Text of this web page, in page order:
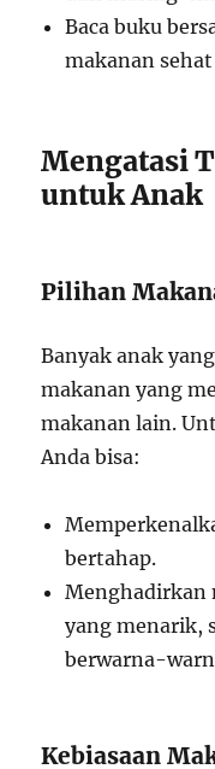
Baca buku
makanan
Mengatasi
untuk Anak
Pilihan
Banyak anak
makanan yang
makanan lain.
Anda bisa:
bertahap.
Menghadirkan
yang menarik,
berwarna-
Kebiasaan